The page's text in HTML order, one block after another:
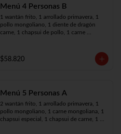
Menú 4 Personas B
1 wantán frito, 1 arrollado primavera, 1
pollo mongoliano, 1 diente de dragón
carne, 1 chapsui de pollo, 1 carne
$58.820
Menú 5 Personas A
2 wantán frito, 1 arrollado primavera, 1
pollo mongoliano, 1 carne mongoliana, 1
chapsui especial, 1 chapsui de carne, 1